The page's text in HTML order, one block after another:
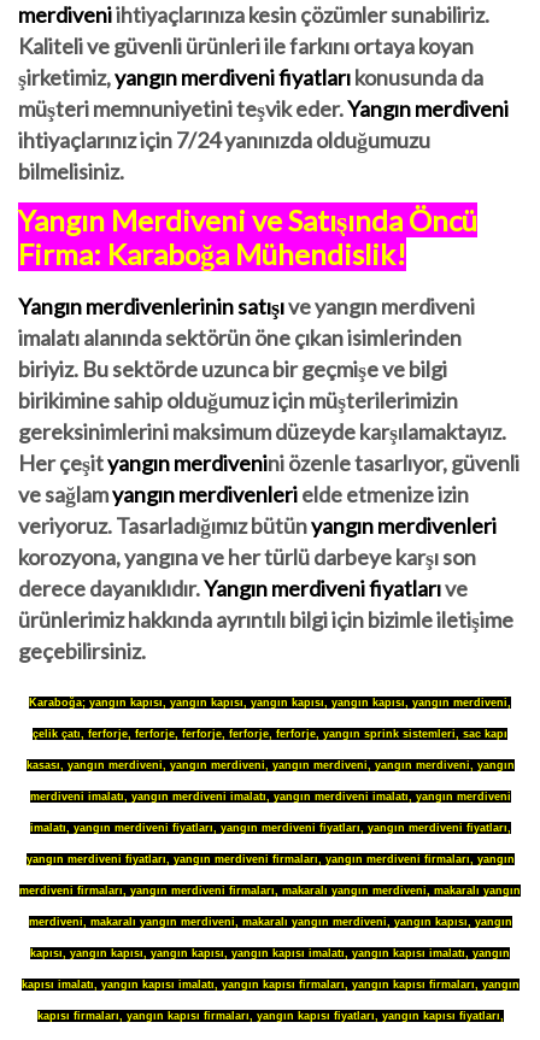
merdiveniihtiyaçlarınıza kesin çözümler sunabiliriz.
Kaliteli ve güvenli ürünleri ile farkını ortaya koyan
şirketimiz,yangın merdiveni fiyatlarıkonusunda da
müşteri memnuniyetini teşvik eder.Yangın merdiveni
ihtiyaçlarınız için 7/24 yanınızda olduğumuzu
bilmelisiniz.
Yangın Merdiveni ve Satışında Öncü
Firma: Karaboğa Mühendislik!
Yangın merdivenlerinin satışıve yangın merdiveni
imalatı alanında sektörün öne çıkan isimlerinden
biriyiz. Bu sektörde uzunca bir geçmişe ve bilgi
birikimine sahip olduğumuz için müşterilerimizin
gereksinimlerini maksimum düzeyde karşılamaktayız.
Her çeşityangın merdivenini özenle tasarlıyor, güvenli
ve sağlamyangın merdivenlerielde etmenize izin
veriyoruz. Tasarladığımız bütünyangın merdivenleri
korozyona, yangına ve her türlü darbeye karşı son
derece dayanıklıdır.Yangın merdiveni fiyatlarıve
ürünlerimiz hakkında ayrıntılı bilgi için bizimle iletişime
geçebilirsiniz.
Karaboğa; yangın kapısı, yangın kapısı, yangın kapısı, yangın kapısı, yangın merdiveni,
çelik çatı, ferforje, ferforje, ferforje, ferforje, ferforje, yangın sprink sistemleri, sac kapı
kasası, yangın merdiveni, yangın merdiveni, yangın merdiveni, yangın merdiveni, yangın
merdiveni imalatı, yangın merdiveni imalatı, yangın merdiveni imalatı, yangın merdiveni
imalatı, yangın merdiveni fiyatları, yangın merdiveni fiyatları, yangın merdiveni fiyatları,
yangın merdiveni fiyatları, yangın merdiveni firmaları, yangın merdiveni firmaları, yangın
merdiveni firmaları, yangın merdiveni firmaları, makaralı yangın merdiveni, makaralı yangın
merdiveni, makaralı yangın merdiveni, makaralı yangın merdiveni, yangın kapısı, yangın
kapısı, yangın kapısı, yangın kapısı, yangın kapısı imalatı, yangın kapısı imalatı, yangın
kapısı imalatı, yangın kapısı imalatı, yangın kapısı firmaları, yangın kapısı firmaları, yangın
kapısı firmaları, yangın kapısı firmaları, yangın kapısı fiyatları, yangın kapısı fiyatları,